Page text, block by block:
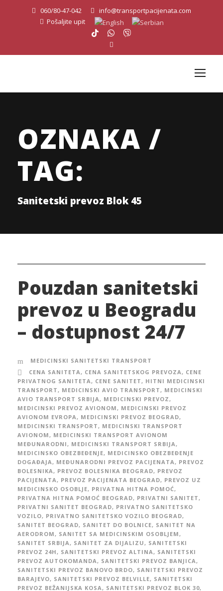
060/80-47-042
info@transportpacijenata.com
Pošaljite upit
OZNAKA /
TAG:
Sanitetski prevoz Blok 45
Pouzdan sanitetski
prevoz u Beogradu
– dostupnost 24/7
MEDICINSKI SANITETSKI TRANSPORT
CENA SANITETA, CENA SANITETSKOG PREVOZA, CENE
PRIVATNOG SANITETA, CENE SANITET, HITNI MEDICINSKI
TRANSPORT, MEDICINSKI AVIO TRANSPORT, MEDICINSKI
AVIO TRANSPORT SRBIJA, MEDICINSKI PREVOZ,
MEDICINSKI PREVOZ AVIONOM, MEDICINSKI PREVOZ
AVIONOM EVROPA, MEDICINSKI PREVOZ BEOGRAD,
MEDICINSKI TRANSPORT, MEDICINSKI TRANSPORT
AVIONOM, MEDICINSKI TRANSPORT AVIONOM
MEĐUNARODNI, MEDICINSKI TRANSPORT SRBIJA,
MEDICINSKO OBEZBEĐENJE, MEDICINSKO OBEZBEĐENJE
DOGAĐAJA, MEĐUNARODNI PREVOZ PACIJENATA, PREVOZ
BOLESNIKA, PREVOZ BOLESNIKA BEOGRAD, PREVOZ
PACIJENATA, PREVOZ PACIJENATA BEOGRAD, PREVOZ UZ
MEDICINSKO OSOBLJE, PRIVATNA HITNA POMOĆ,
PRIVATNA HITNA POMOĆ BEOGRAD, PRIVATNI SANITET,
PRIVATNI SANITET BEOGRAD, PRIVATNO SANITETSKO
VOZILO, PRIVATNO SANITETSKO VOZILO BEOGRAD,
SANITET BEOGRAD, SANITET DO BOLNICE, SANITET NA
AERODROM, SANITET SA MEDICINSKIM OSOBLJEM,
SANITET SRBIJA, SANITET ZA DIJALIZU, SANITETSKI
PREVOZ 24H, SANITETSKI PREVOZ ALTINA, SANITETSKI
PREVOZ AUTOKOMANDA, SANITETSKI PREVOZ BANJICA,
SANITETSKI PREVOZ BANOVO BRDO, SANITETSKI PREVOZ
BARAJEVO, SANITETSKI PREVOZ BELVILLE, SANITETSKI
PREVOZ BEŽANIJSKA KOSA, SANITETSKI PREVOZ BLOK 30,